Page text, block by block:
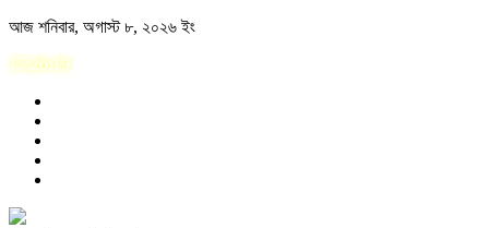
Skip
content
আজ শনিবার, অগাস্ট ৮, ২০২৬ ইং
15:26:19